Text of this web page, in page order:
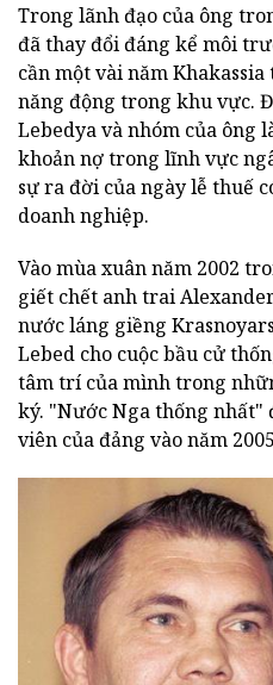
Trong lãnh đạo của ông
đã thay đổi đáng kể môi
cần một vài năm
năng động trong khu vực.
Lebedya và nhóm của ông
khoản nợ trong lĩnh vực
sự ra đời của ngày lễ thuế
doanh nghiệp.
Vào mùa xuân năm 2002
giết chết anh trai
nước láng giềng
Lebed cho cuộc bầu cử
tâm trí của mình trong
ký. "Nước Nga thống
viên của đảng vào năm